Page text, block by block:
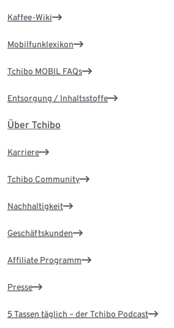
Kaffee-Wiki
Mobilfunklexikon
Tchibo MOBIL FAQs
Entsorgung / Inhaltsstoffe
Über Tchibo
Karriere
Tchibo Community
Nachhaltigkeit
Geschäftskunden
Affiliate Programm
Presse
5 Tassen täglich – der Tchibo Podcast